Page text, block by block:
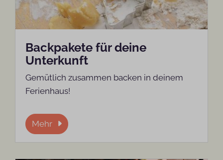
Backpakete für deine
Unterkunft
Gemütlich zusammen backen in deinem
Ferienhaus!
Mehr